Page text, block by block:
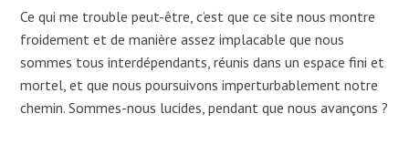
Ce qui me trouble peut-être, c’est que ce site nous montre
froidement et de manière assez implacable que nous
sommes tous interdépendants, réunis dans un espace fini et
mortel, et que nous poursuivons imperturbablement notre
chemin. Sommes-nous lucides, pendant que nous avançons ?